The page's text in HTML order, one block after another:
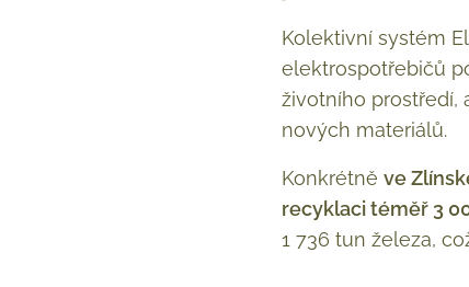
Kolektivní systém
elektrospotřebičů
životního prostředí,
nových materiálů.
Konkrétně ve
recyklaci téměř 3
1 736 tun železa,